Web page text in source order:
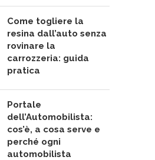
Come togliere la
resina dall’auto senza
rovinare la
carrozzeria: guida
pratica
Portale
dell’Automobilista:
cos’è, a cosa serve e
perché ogni
automobilista